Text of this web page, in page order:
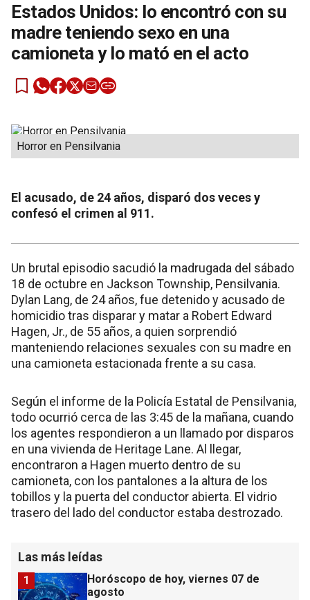
Estados Unidos: lo encontró con su
madre teniendo sexo en una
camioneta y lo mató en el acto
Horror en Pensilvania
El acusado, de 24 años, disparó dos veces y
confesó el crimen al 911.
Un brutal episodio sacudió la madrugada del sábado
18 de octubre en Jackson Township, Pensilvania.
Dylan Lang, de 24 años, fue detenido y acusado de
homicidio tras disparar y matar a Robert Edward
Hagen, Jr., de 55 años, a quien sorprendió
manteniendo relaciones sexuales con su madre en
una camioneta estacionada frente a su casa.
Según el informe de la Policía Estatal de Pensilvania,
todo ocurrió cerca de las 3:45 de la mañana, cuando
los agentes respondieron a un llamado por disparos
en una vivienda de Heritage Lane. Al llegar,
encontraron a Hagen muerto dentro de su
camioneta, con los pantalones a la altura de los
tobillos y la puerta del conductor abierta. El vidrio
trasero del lado del conductor estaba destrozado.
Las más leídas
Horóscopo de hoy, viernes 07 de
agosto
1